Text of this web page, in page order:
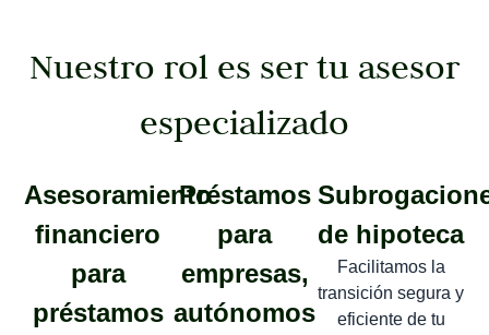
Nuestro rol es ser tu asesor
especializado
Asesoramiento
financiero
para
préstamos
Préstamos
para
empresas,
autónomos
de hipoteca
Facilitamos la
transición segura y
eficiente de tu